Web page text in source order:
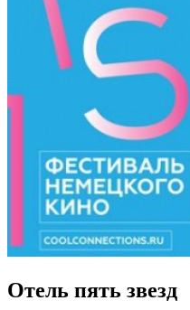
Отель пять звезд